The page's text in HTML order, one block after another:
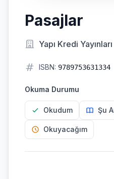
Pasajlar
Yapı Kredi Yayınları
ISBN: 9789753631334
Okuma Durumu
Okudum Şu
Okuyacağım